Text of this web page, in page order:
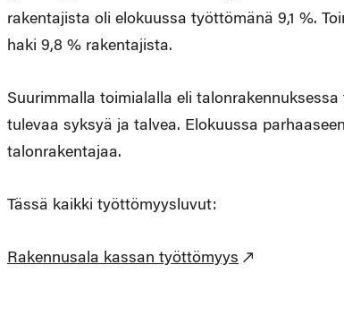
rakentajista oli elokuussa työttömänä 9,1 %.
haki 9,8 % rakentajista.
Suurimmalla toimialalla eli
tulevaa syksyä ja talvea. Elokuussa
talonrakentajaa.
Tässä kaikki työttömyysluvut:
Rakennusala kassan työttömyys